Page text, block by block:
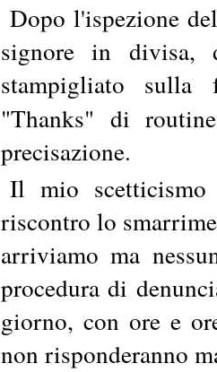
Dopo l'ispezione
signore in divisa,
stampigliato sulla
"Thanks" di
precisazione.
Il mio scetticismo
riscontro lo
arriviamo ma
procedura di
giorno, con ore e
non risponderanno